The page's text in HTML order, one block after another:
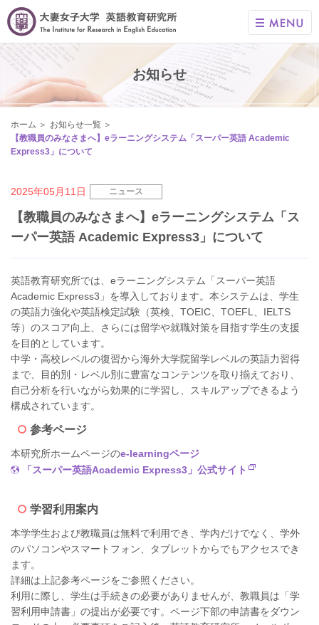
お知らせ
ホーム
お知らせ一覧
【教職員のみなさまへ】eラーニングシステム「スーパー英語 Academic
Express3」について
2025年05月11日 ニュース
【教職員のみなさまへ】eラーニングシステム「ス
ーパー英語 Academic Express3」について
英語教育研究所では、eラーニングシステム「スーパー英語
Academic Express3」を導入しております。本システムは、学生
の英語力強化や英語検定試験（英検、TOEIC、TOEFL、IELTS
等）のスコア向上、さらには留学や就職対策を目指す学生の支援
を目的としています。
中学・高校レベルの復習から海外大学院留学レベルの英語力習得
まで、目的別・レベル別に豊富なコンテンツを取り揃えており、
自己分析を行いながら効果的に学習し、スキルアップできるよう
構成されています。
参考ページ
本研究所ホームページのe-learningページ
「スーパー英語Academic Express3」公式サイト
学習利用案内
本学学生および教職員は無料で利用でき、学内だけでなく、学外
のパソコンやスマートフォン、タブレットからでもアクセスでき
ます。
詳細は上記参考ページをご参照ください。
利用に際し、学生は手続きの必要がありませんが、教職員は「学
習利用申請書」の提出が必要です。ページ下部の申請書をダウン